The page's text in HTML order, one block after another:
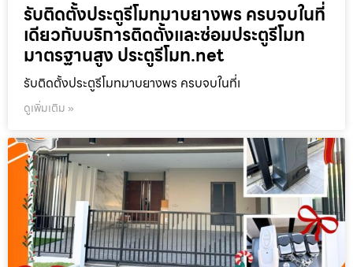
รับติดตั้งประตูรีโมทมาบยางพร ครบจบในที่
เดียวกับบริการติดตั้งและซ่อมประตูรีโมท
มาตรฐานสูง ประตูรีโมท.net
รับติดตั้งประตูรีโมทมาบยางพร ครบจบในที่เ
ดูเพิ่มเติม »